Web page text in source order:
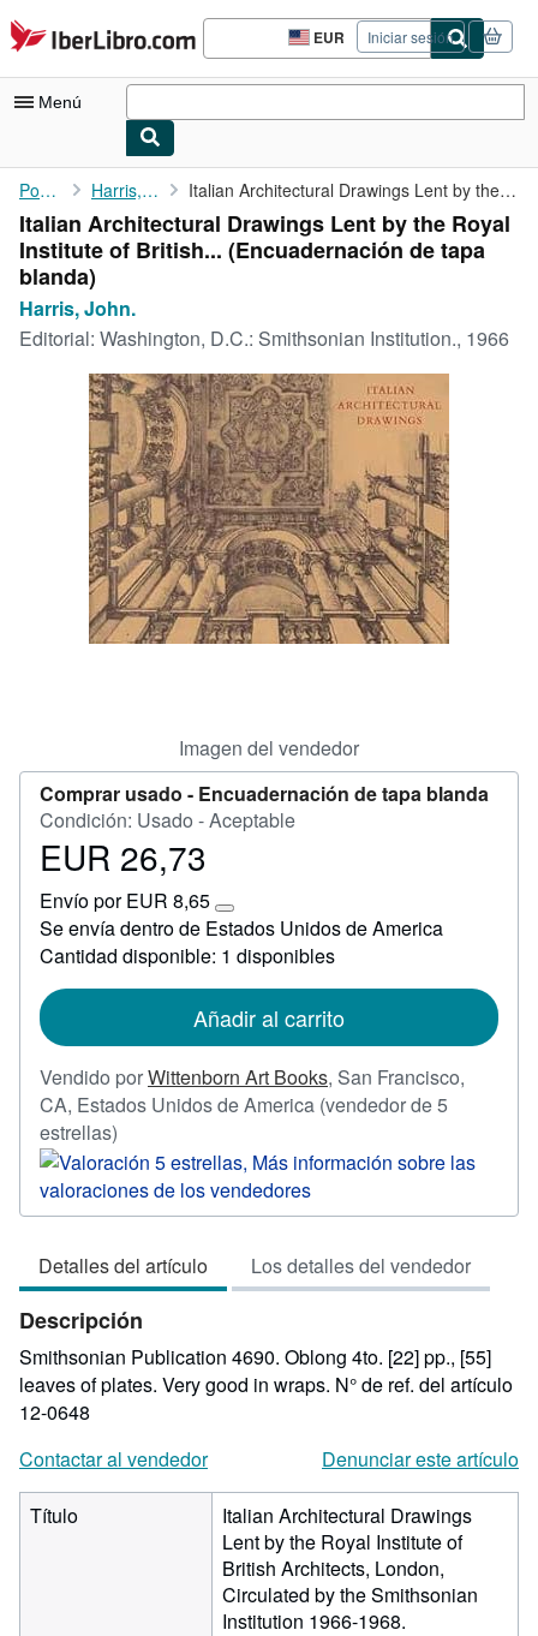
Pasar al contenido principal
IberLibro.com EUR
Preferencias
de
del
Iniciar sesión
Menú
Mi cuenta
Consultar mis pedidos
Cerrar sesión
Búsqueda avanzada
Libros antiguos
Arte y coleccionismo
Vendedores
Comenzar a vender
CERRAR
Portada Harris, John. Italian Architectural Drawings Lent by the Royal Institute of ...
Italian Architectural Drawings Lent by the Royal
Institute of British... (Encuadernación de tapa
blanda)
Harris, John.
Editorial: Washington, D.C.: Smithsonian Institution., 1966
Imagen del vendedor
Comprar usado - Encuadernación de tapa blanda
Condición: Usado - Aceptable
Precio
26,73
EUR 26,73
Envío por EUR 8,65
Más
información
sobre
tarifas
envío
Se envía dentro de Estados Unidos de America
Cantidad disponible: 1 disponibles
Añadir al carrito
Vendido porWittenborn Art Books, San Francisco,
CA, Estados Unidos de America (vendedor de 5
estrellas)
del
vendedor:
5
5
estrellas
Detalles del artículo Los detalles del vendedor
Descripción
Smithsonian Publication 4690. Oblong 4to. [22] pp., [55]
leaves of plates. Very good in wraps. N° de ref. del artículo
12-0648
Contactar al vendedor
Denunciar este artículo
Título
Italian Architectural Drawings
Lent by the Royal Institute of
British Architects, London,
Circulated by the Smithsonian
Institution 1966-1968.